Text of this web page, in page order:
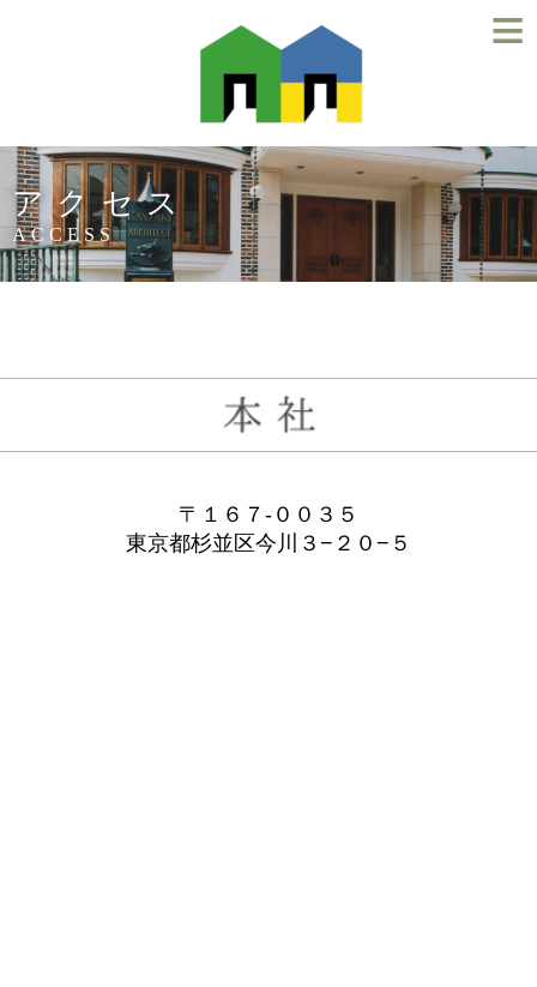
アクセス
ACCESS
〒１６７-００３５
東京都杉並区今川３−２０−５
≡